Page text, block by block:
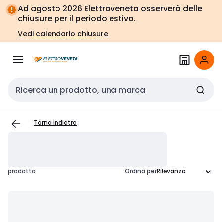
Vai alla
navigazione
Vai
alla
pagina
Ad agosto 2026 Elettroveneta osserverà delle
chiusure per il periodo estivo.
Vedi calendario chiusure
Cerca input
Torna indietro
prodotto Ordina per